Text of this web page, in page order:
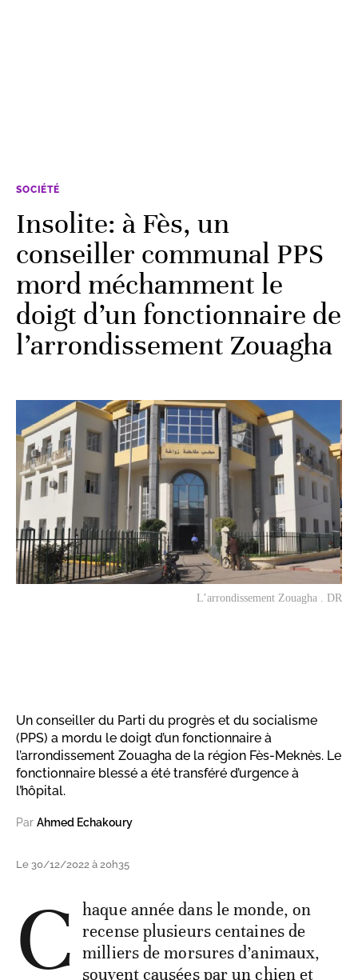
SOCIÉTÉ
Insolite: à Fès, un
conseiller communal PPS
mord méchamment le
doigt d’un fonctionnaire de
l’arrondissement Zouagha
L’arrondissement Zouagha . DR
Un conseiller du Parti du progrès et du socialisme
(PPS) a mordu le doigt d’un fonctionnaire à
l’arrondissement Zouagha de la région Fès-Meknès. Le
fonctionnaire blessé a été transféré d’urgence à
l’hôpital.
Par Ahmed Echakoury
Le 30/12/2022 à 20h35
C haque année dans le monde, on
recense plusieurs centaines de
milliers de morsures d’animaux,
souvent causées par un chien et